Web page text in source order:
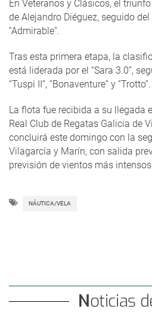
En Veteranos y Clásicos, el triunfo
de Alejandro Diéguez, seguido del
“Admirable”.
Tras esta primera etapa, la
está liderada por el “Sara 3.0”,
“Tuspi II”, “Bonaventure” y “Trotto”.
La flota fue recibida a su llegada
Real Club de Regatas Galicia de
concluirá este domingo con la
Vilagarcía y Marín, con salida
previsión de vientos más
NÁUTICA/VELA
Noticias